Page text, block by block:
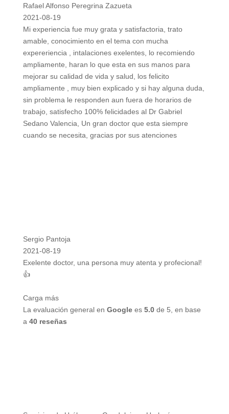
Rafael Alfonso Peregrina Zazueta
2021-08-19
Mi experiencia fue muy grata y satisfactoria, trato
amable, conocimiento en el tema con mucha
expereriencia , intalaciones exelentes, lo recomiendo
ampliamente, haran lo que esta en sus manos para
mejorar su calidad de vida y salud, los felicito
ampliamente , muy bien explicado y si hay alguna duda,
sin problema le responden aun fuera de horarios de
trabajo, satisfecho 100% felicidades al Dr Gabriel
Sedano Valencia, Un gran doctor que esta siempre
cuando se necesita, gracias por sus atenciones
Sergio Pantoja
2021-08-19
Exelente doctor, una persona muy atenta y profecional!
👍
Carga más
La evaluación general en Googlees 5.0de 5, en base
a 40 reseñas